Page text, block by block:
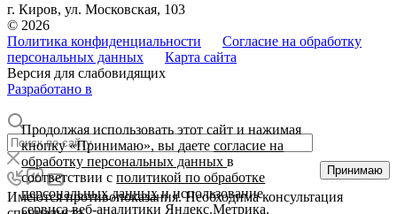
г. Киров, ул. Московская, 103
© 2026
Политика конфиденциальности
Согласие на обработку
персональных данных
Карта сайта
Версия для слабовидящих
Разработано в
Имеются противопоказания. Необходима консультация
Продолжая использовать этот сайт и нажимая
кнопку «Принимаю», вы даетесогласие на
обработку персональных данныхв
соответствии сполитикой по обработке
персональных данныхи использование
сервиса веб-аналитики Яндекс.Метрика.
Принимаю